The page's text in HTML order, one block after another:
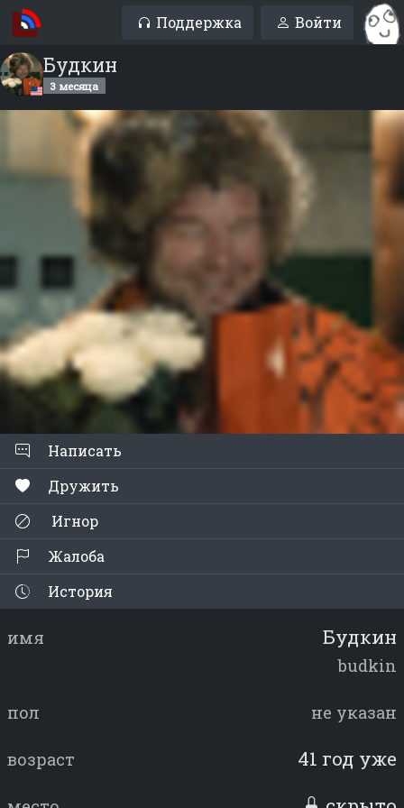
Поддержка Войти
Будкин
3 месяца
Написать
Дружить
Игнор
Жалоба
История
имя Будкин
budkin
пол не указан
возраст 41 год уже